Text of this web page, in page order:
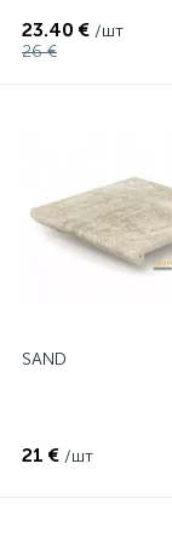
23.40 € /шт
26 €
SAND
21 € /шт